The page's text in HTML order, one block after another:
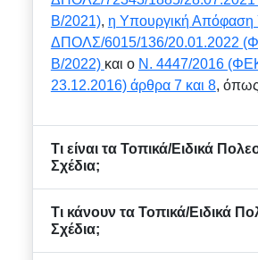
Β/2021), η Υπουργική
ΔΠΟΛΣ/6015/136/20.01.2022
Β/2022) και ο Ν. 4447/2016
23.12.2016) άρθρα 7 και 8, όπως
Τι είναι τα Τοπικά/Ειδικά
Σχέδια;
Τι κάνουν τα Τοπικά/Ειδικά
Σχέδια;